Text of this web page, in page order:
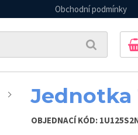
Obchodní podmínky
Jednotka
OBJEDNACÍ KÓD: